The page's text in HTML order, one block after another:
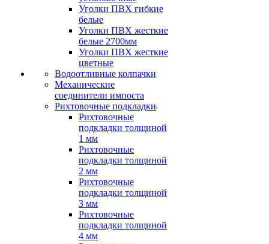
Уголки ПВХ гибкие
белые
Уголки ПВХ жесткие
белые 2700мм
Уголки ПВХ жесткие
цветные
Водоотливные колпачки
Механические
соединители импоста
Рихтовочные подкладки
Рихтовочные
подкладки толщиной
1 мм
Рихтовочные
подкладки толщиной
2 мм
Рихтовочные
подкладки толщиной
3 мм
Рихтовочные
подкладки толщиной
4 мм